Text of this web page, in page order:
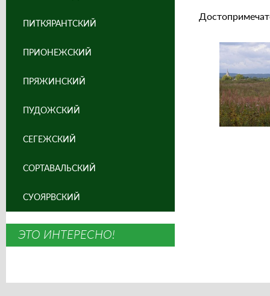
ПИТКЯРАНТСКИЙ
ПРИОНЕЖСКИЙ
ПРЯЖИНСКИЙ
ПУДОЖСКИЙ
СЕГЕЖСКИЙ
СОРТАВАЛЬСКИЙ
СУОЯРВСКИЙ
ЭТО ИНТЕРЕСНО!